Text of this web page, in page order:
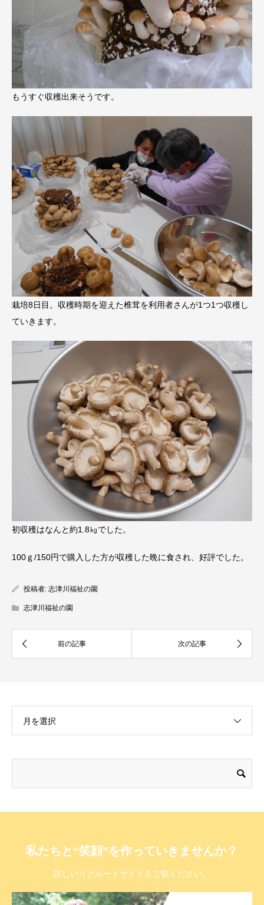
もうすぐ収穫出来そうです。
栽培8日目。収穫時期を迎えた椎茸を利用者さんが1つ1つ収穫し
ていきます。
初収穫はなんと約1.8㎏でした。
100ｇ/150円で購入した方が収穫した晩に食され、好評でした。
投稿者: 志津川福祉の園
志津川福祉の園
月を選択
私たちと“笑顔”を作っていきませんか？
詳しいリクルートサイトをご覧ください。